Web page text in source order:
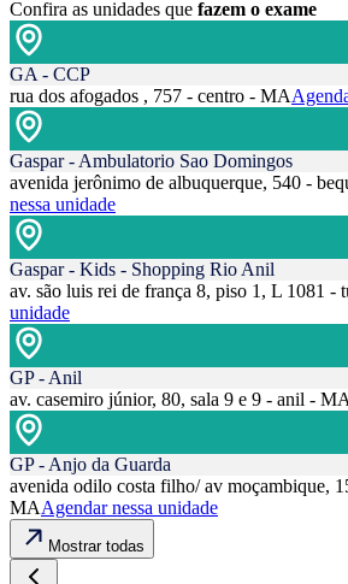
Confira as unidades que fazem o exame
GA - CCP
rua dos afogados , 757 - centro - MA
Gaspar - Ambulatorio Sao Domingos
avenida jerônimo de albuquerque, 540 -
nessa unidade
Gaspar - Kids - Shopping Rio Anil
av. são luis rei de frança 8, piso 1, L 1081 -
unidade
GP - Anil
av. casemiro júnior, 80, sala 9 e 9 - anil - MA
GP - Anjo da Guarda
avenida odilo costa filho/ av moçambique,
MAAgendar nessa unidade
Mostrar todas